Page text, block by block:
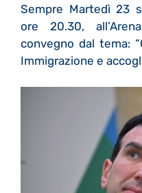
Sempre Martedì 23
ore 20.30,
convegno dal tema:
Immigrazione e